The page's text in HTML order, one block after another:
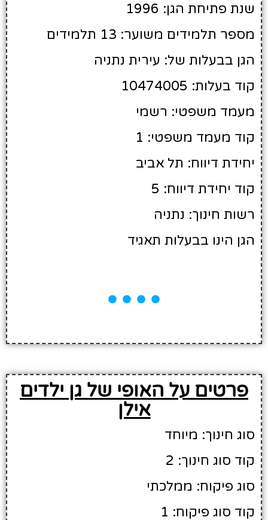
שנת פתיחת הגן: 1996
מספר תלמידים משוער: 13 תלמידים
הגן בבעלות של: עירית נתניה
קוד בעלות: 10474005
מעמד משפטי: רשמי
קוד מעמד משפטי: 1
יחידת דיווח: תל אביב
קוד יחידת דיווח: 5
רשות חינוך: נתניה
הגן הינו בבעלות תאגיד
פרטים על האופי של גן ילדים
אילן
סוג חינוך: מיוחד
קוד סוג חינוך: 2
סוג פיקוח: ממלכתי
קוד סוג פיקוח: 1